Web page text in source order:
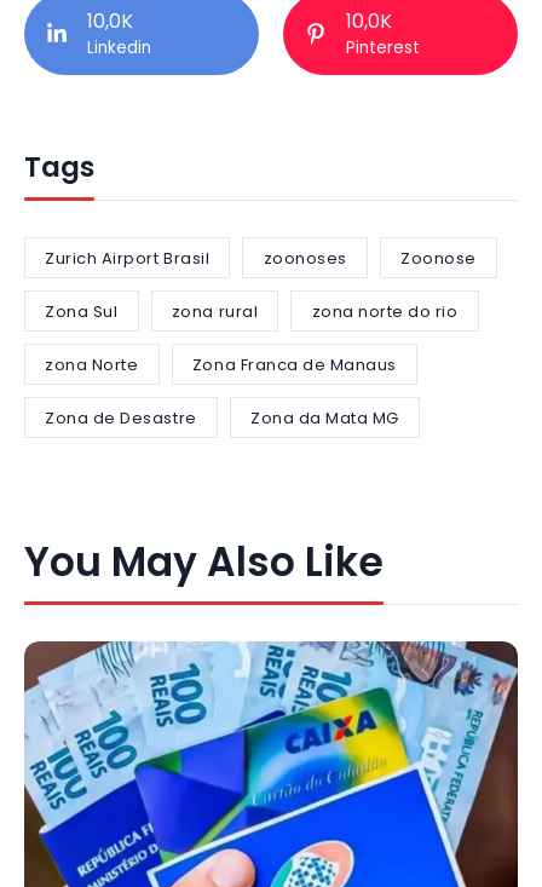
10,0K
Linkedin
10,0K
Pinterest
Tags
Zurich Airport Brasil zoonoses Zoonose
Zona Sul zona rural zona norte do rio
zona Norte Zona Franca de Manaus
Zona de Desastre Zona da Mata MG
You May Also Like